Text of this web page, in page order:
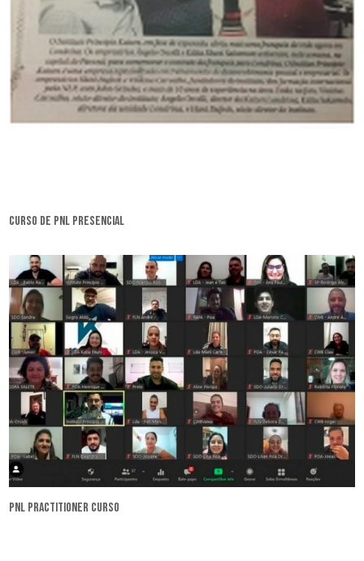
curso de pnl presencial
pnl practitioner curso